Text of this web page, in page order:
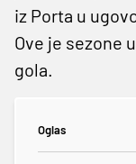
iz Porta u
Ove je sezone
gola.
Oglas